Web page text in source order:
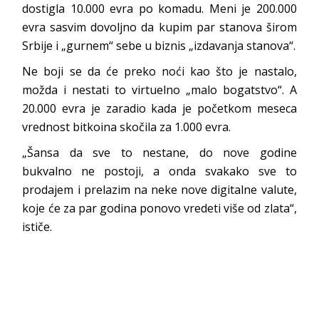
dostigla 10.000 evra po komadu. Meni je 200.000
evra sasvim dovoljno da kupim par stanova širom
Srbije i „gurnem“ sebe u biznis „izdavanja stanova“.
Ne boji se da će preko noći kao što je nastalo,
možda i nestati to virtuelno „malo bogatstvo“. A
20.000 evra je zaradio kada je početkom meseca
vrednost bitkoina skočila za 1.000 evra.
„Šansa da sve to nestane, do nove godine
bukvalno ne postoji, a onda svakako sve to
prodajem i prelazim na neke nove digitalne valute,
koje će za par godina ponovo vredeti više od zlata“,
ističe.